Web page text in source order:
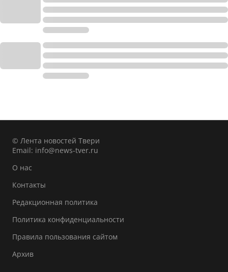
© Лента новостей Твери
Email: info@news-tver.ru
О нас
Контакты
Редакционная политика
Политика конфиденциальности
Правила пользования сайтом
Архив